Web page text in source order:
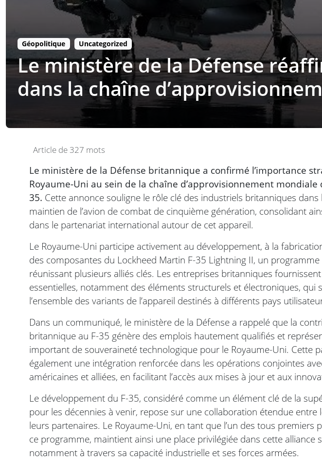
Géopolitique Uncategorized
Le ministère de la Défense
dans la chaîne
Article de 327 mots
Le ministère de la Défense britannique a confirmé l’importance
Royaume-Uni au sein de la chaîne d’approvisionnement
35. Cette annonce souligne le rôle clé des industriels britanniques
maintien de l’avion de combat de cinquième génération, consolidant
dans le partenariat international autour de cet appareil.
Le Royaume-Uni participe activement au développement, à la
des composantes du Lockheed Martin F-35 Lightning II, un
réunissant plusieurs alliés clés. Les entreprises britanniques
essentielles, notamment des éléments structurels et électroniques, qui
l’ensemble des variants de l’appareil destinés à différents pays
Dans un communiqué, le ministère de la Défense a rappelé que la
britannique au F-35 génère des emplois hautement qualifiés et
important de souveraineté technologique pour le Royaume-Uni. Cette
également une intégration renforcée dans les opérations conjointes
américaines et alliées, en facilitant l’accès aux mises à jour et aux
Le développement du F-35, considéré comme un élément clé de la
pour les décennies à venir, repose sur une collaboration étendue entre
leurs partenaires. Le Royaume-Uni, en tant que l’un des tous premiers
ce programme, maintient ainsi une place privilégiée dans cette alliance
notamment à travers sa capacité industrielle et ses forces armées.